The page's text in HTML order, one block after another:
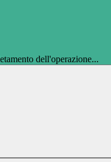
dell'operazione...